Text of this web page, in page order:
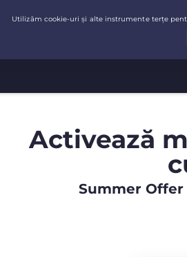
Activează
Summer Offer